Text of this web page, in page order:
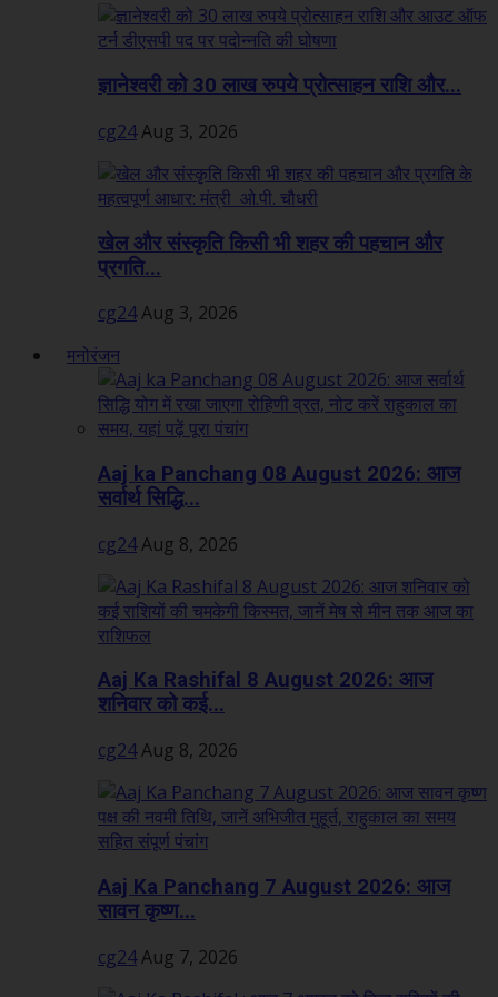
ज्ञानेश्वरी को 30 लाख रुपये प्रोत्साहन राशि और...
cg24Aug 3, 2026
खेल और संस्कृति किसी भी शहर की पहचान और
प्रगति...
cg24Aug 3, 2026
मनोरंजन
Aaj ka Panchang 08 August 2026: आज
सर्वार्थ सिद्धि...
cg24Aug 8, 2026
Aaj Ka Rashifal 8 August 2026: आज
शनिवार को कई...
cg24Aug 8, 2026
Aaj Ka Panchang 7 August 2026: आज
सावन कृष्ण...
cg24Aug 7, 2026